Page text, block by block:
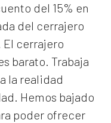
del 15% en
del cerrajero
El cerrajero
barato. Trabaja
la realidad
Hemos bajado
poder ofrecer